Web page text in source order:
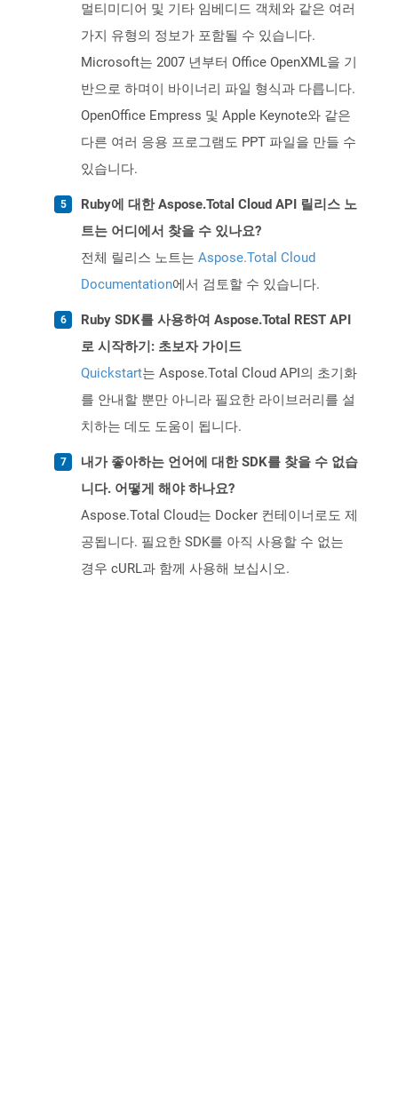
멀티미디어 및 기타 임베디드 객체와 같은 여러
가지 유형의 정보가 포함될 수 있습니다.
Microsoft는 2007 년부터 Office OpenXML을 기
반으로 하며이 바이너리 파일 형식과 다릅니다.
OpenOffice Empress 및 Apple Keynote와 같은
다른 여러 응용 프로그램도 PPT 파일을 만들 수
있습니다.
Ruby에 대한 Aspose.Total Cloud API 릴리스 노
트는 어디에서 찾을 수 있나요?
전체 릴리스 노트는 Aspose.Total Cloud
Documentation에서 검토할 수 있습니다.
Ruby SDK를 사용하여 Aspose.Total REST API
로 시작하기: 초보자 가이드
Quickstart는 Aspose.Total Cloud API의 초기화
를 안내할 뿐만 아니라 필요한 라이브러리를 설
치하는 데도 도움이 됩니다.
내가 좋아하는 언어에 대한 SDK를 찾을 수 없습
니다. 어떻게 해야 하나요?
Aspose.Total Cloud는 Docker 컨테이너로도 제
공됩니다. 필요한 SDK를 아직 사용할 수 없는
경우 cURL과 함께 사용해 보십시오.